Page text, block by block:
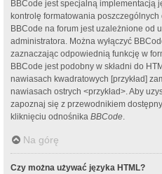
BBCode jest specjalną implementacją
kontrolę formatowania
BBCode na forum jest uzależnione od
administratora. Można wyłączyć
zaznaczając odpowiednią funkcję w
BBCode jest podobny w składni do
nawiasach kwadratowych [przykład]
nawiasach ostrych <przykład>. Aby
zapoznaj się z przewodnikiem
kliknięciu odnośnika BBCode.
Na górę
Czy można używać języka HTML?